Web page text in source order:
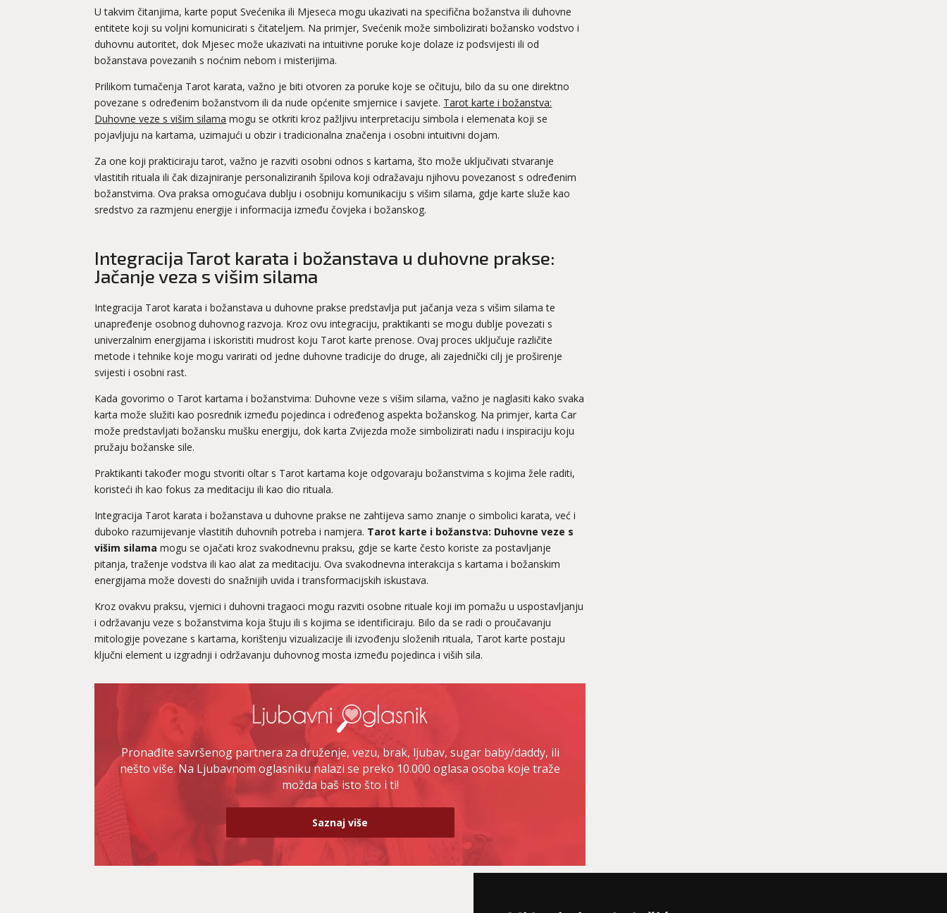
U takvim čitanjima, karte poput Svećenika ili Mjeseca mogu ukazivati na specifična božanstva ili duhovne
entitete koji su voljni komunicirati s čitateljem. Na primjer, Svećenik može simbolizirati božansko vodstvo i
duhovnu autoritet, dok Mjesec može ukazivati na intuitivne poruke koje dolaze iz podsvijesti ili od
božanstava povezanih s noćnim nebom i misterijima.
Prilikom tumačenja Tarot karata, važno je biti otvoren za poruke koje se očituju, bilo da su one direktno
povezane s određenim božanstvom ili da nude općenite smjernice i savjete. Tarot karte i božanstva:
Duhovne veze s višim silama mogu se otkriti kroz pažljivu interpretaciju simbola i elemenata koji se
pojavljuju na kartama, uzimajući u obzir i tradicionalna značenja i osobni intuitivni dojam.
Za one koji prakticiraju tarot, važno je razviti osobni odnos s kartama, što može uključivati stvaranje
vlastitih rituala ili čak dizajniranje personaliziranih špilova koji odražavaju njihovu povezanost s određenim
božanstvima. Ova praksa omogućava dublju i osobniju komunikaciju s višim silama, gdje karte služe kao
sredstvo za razmjenu energije i informacija između čovjeka i božanskog.
Integracija Tarot karata i božanstava u duhovne prakse:
Jačanje veza s višim silama
Integracija Tarot karata i božanstava u duhovne prakse predstavlja put jačanja veza s višim silama te
unapređenje osobnog duhovnog razvoja. Kroz ovu integraciju, praktikanti se mogu dublje povezati s
univerzalnim energijama i iskoristiti mudrost koju Tarot karte prenose. Ovaj proces uključuje različite
metode i tehnike koje mogu varirati od jedne duhovne tradicije do druge, ali zajednički cilj je proširenje
svijesti i osobni rast.
Kada govorimo o Tarot kartama i božanstvima: Duhovne veze s višim silama, važno je naglasiti kako svaka
karta može služiti kao posrednik između pojedinca i određenog aspekta božanskog. Na primjer, karta Car
može predstavljati božansku mušku energiju, dok karta Zvijezda može simbolizirati nadu i inspiraciju koju
pružaju božanske sile.
Praktikanti također mogu stvoriti oltar s Tarot kartama koje odgovaraju božanstvima s kojima žele raditi,
koristeći ih kao fokus za meditaciju ili kao dio rituala.
Integracija Tarot karata i božanstava u duhovne prakse ne zahtijeva samo znanje o simbolici karata, već i
duboko razumijevanje vlastitih duhovnih potreba i namjera. Tarot karte i božanstva: Duhovne veze s
višim silama mogu se ojačati kroz svakodnevnu praksu, gdje se karte često koriste za postavljanje
pitanja, traženje vodstva ili kao alat za meditaciju. Ova svakodnevna interakcija s kartama i božanskim
energijama može dovesti do snažnijih uvida i transformacijskih iskustava.
Kroz ovakvu praksu, vjernici i duhovni tragaoci mogu razviti osobne rituale koji im pomažu u uspostavljanju
i održavanju veze s božanstvima koja štuju ili s kojima se identificiraju. Bilo da se radi o proučavanju
mitologije povezane s kartama, korištenju vizualizacije ili izvođenju složenih rituala, Tarot karte postaju
ključni element u izgradnji i održavanju duhovnog mosta između pojedinca i viših sila.
Pronađite savršenog partnera za druženje, vezu, brak, ljubav, sugar baby/daddy, ili
nešto više. Na Ljubavnom oglasniku nalazi se preko 10.000 oglasa osoba koje traže
možda baš isto što i ti!
Saznaj više